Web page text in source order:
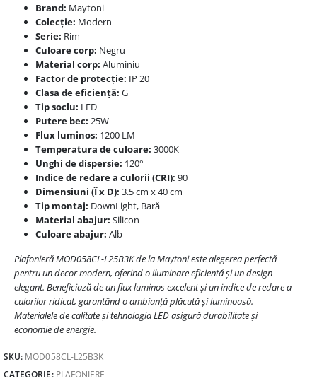
Brand: Maytoni
Colecție: Modern
Serie: Rim
Culoare corp: Negru
Material corp: Aluminiu
Factor de protecție: IP 20
Clasa de eficiență: G
Tip soclu: LED
Putere bec: 25W
Flux luminos: 1200 LM
Temperatura de culoare: 3000K
Unghi de dispersie: 120°
Indice de redare a culorii (CRI): 90
Dimensiuni (Î x D): 3.5 cm x 40 cm
Tip montaj: DownLight, Bară
Material abajur: Silicon
Culoare abajur: Alb
Plafonieră MOD058CL-L25B3K de la Maytoni este alegerea perfectă
pentru un decor modern, oferind o iluminare eficientă și un design
elegant. Beneficiază de un flux luminos excelent și un indice de redare a
culorilor ridicat, garantând o ambianță plăcută și luminoasă.
Materialele de calitate și tehnologia LED asigură durabilitate și
economie de energie.
SKU: MOD058CL-L25B3K
CATEGORIE: PLAFONIERE